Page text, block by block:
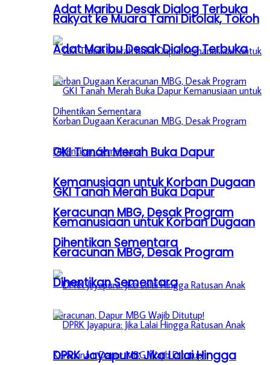
Adat Maribu Desak Dialog Terbuka
GKI Tanah Merah Buka Dapur
Kemanusiaan untuk Korban Dugaan
Keracunan MBG, Desak Program
Dihentikan Sementara
DPRK Jayapura: Jika Lalai Hingga
Rakyat ke Muara Tami Ditolak, Tokoh
Adat Maribu Desak Dialog Terbuka
GKI Tanah Merah Buka Dapur
Kemanusiaan untuk Korban Dugaan
Keracunan MBG, Desak Program
Dihentikan Sementara